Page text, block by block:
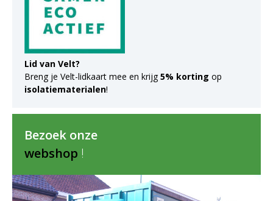
Lid van Velt?
Breng je Velt-lidkaart mee en krijg5% korting op
isolatiematerialen!
Bezoek onze
webshop !